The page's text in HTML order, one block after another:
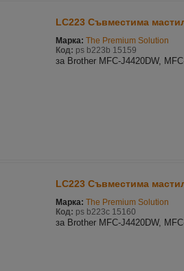
LC223 Съвместима
Марка: The Premium Solution
Код: ps b223b 15159
за Brother MFC-J4420DW,
LC223 Съвместима
Марка: The Premium Solution
Код: ps b223c 15160
за Brother MFC-J4420DW,